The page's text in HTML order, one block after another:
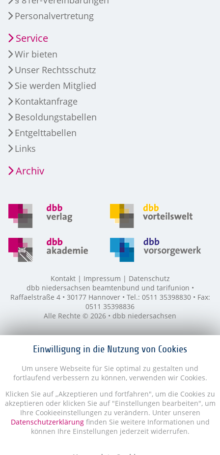
Einwilligung in die Nutzung von Cookies
Um unsere Webseite für Sie optimal zu gestalten und
fortlaufend verbessern zu können, verwenden wir Cookies.
Klicken Sie auf „Akzeptieren und fortfahren", um die Cookies zu
akzeptieren oder klicken Sie auf "Einstellungen bearbeiten", um
Ihre Cookieeinstellungen zu verändern. Unter unseren
Datenschutzerklärungfinden Sie weitere Informationen und
können Ihre Einstellungen jederzeit widerrufen.
Personalvertretung
Service
Wir bieten
Unser Rechtsschutz
Sie werden Mitglied
Kontaktanfrage
Besoldungstabellen
Entgelttabellen
Links
Archiv
Kontakt Impressum
Datenschutz
dbb niedersachsen beamtenbund und tarifunion •
Raffaelstraße 4 • 30177 Hannover • Tel.: 0511 35398830 • Fax:
0511 35398836
Alle Rechte © 2026 • dbb niedersachsen